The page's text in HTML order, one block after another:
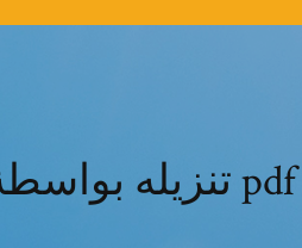
تنزيله بواسطة ستيفن كينج pdf